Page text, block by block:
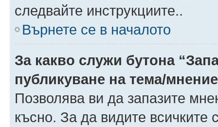
следвайте инструкциите..
Върнете се в началото
За какво служи бутона
публикуване на тема/
Позволява ви да запазите
късно. За да видите всичките